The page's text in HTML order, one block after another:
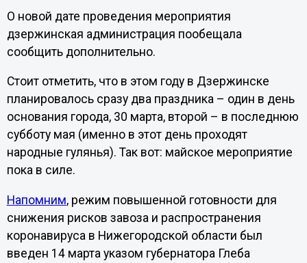
О новой дате проведения мероприятия
дзержинская администрация пообещала
сообщить дополнительно.
Стоит отметить, что в этом году в Дзержинске
планировалось сразу два праздника – один в день
основания города, 30 марта, второй – в последнюю
субботу мая (именно в этот день проходят
народные гулянья). Так вот: майское мероприятие
пока в силе.
Напомним, режим повышенной готовности для
снижения рисков завоза и распространения
коронавируса в Нижегородской области был
введен 14 марта указом губернатора Глеба